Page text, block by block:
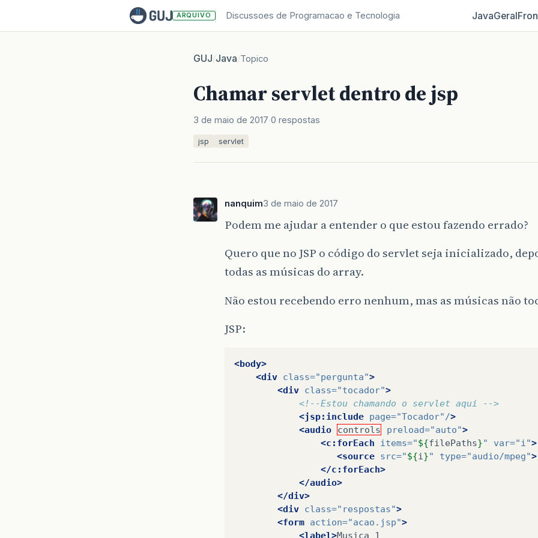
ARQUIVO Discussoes de Programacao e Tecnologia JavaGeral
GUJ/Java/Topico
Chamar servlet dentro de jsp
3 de maio de 2017 0 respostas
jsp servlet
nanquim3 de maio de 2017
Podem me ajudar a entender o que estou fazendo errado?
Quero que no JSP o código do servlet seja inicializado,
todas as músicas do array.
Não estou recebendo erro nenhum, mas as músicas não
JSP:
<body>
<div class="pergunta">
<div class="tocador">
<!--Estou chamando o servlet aqui -->
<jsp:include page="Tocador"/>
<audio
controls preload="auto">
<c:forEach
items="${filePaths}" var="i">
<source src="${i }" type="audio/mpeg">
</c:forEach>
</audio>
</div>
<div class="respostas">
<form action="acao.jsp">
<label>Musica